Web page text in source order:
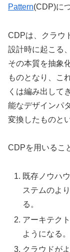
Pattern(CDP)に
CDPは、クラウ
設計時に起こる
その本質を抽象
ものとなり、こ
くは編み出して
能なデザインパ
変換したものと
CDPを用いるこ
既存ノウハ
ステムのよ
る。
アーキテク
ようになる。
クラウドが